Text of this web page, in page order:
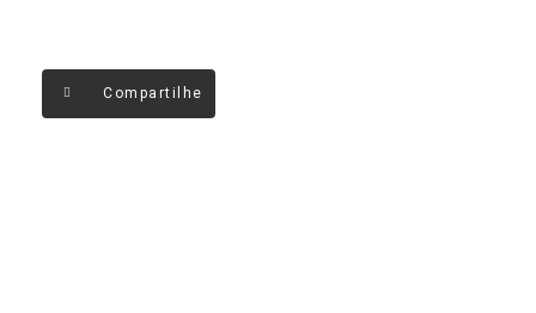
Compartilhe